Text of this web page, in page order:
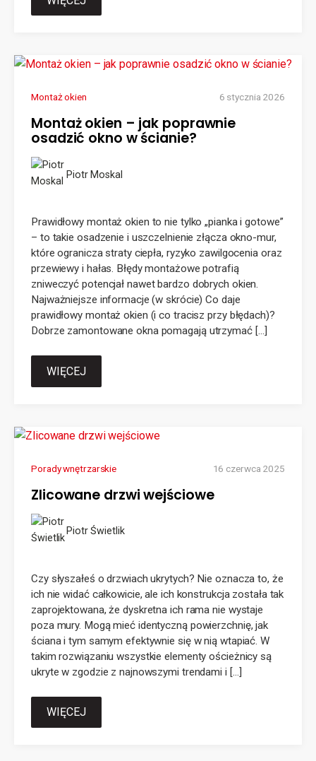
Montaż okien 6 stycznia 2026
Montaż okien – jak poprawnie
osadzić okno w ścianie?
Piotr Moskal
Prawidłowy montaż okien to nie tylko „pianka i gotowe”
– to takie osadzenie i uszczelnienie złącza okno-mur,
które ogranicza straty ciepła, ryzyko zawilgocenia oraz
przewiewy i hałas. Błędy montażowe potrafią
zniweczyć potencjał nawet bardzo dobrych okien.
Najważniejsze informacje (w skrócie) Co daje
prawidłowy montaż okien (i co tracisz przy błędach)?
Dobrze zamontowane okna pomagają utrzymać […]
WIĘCEJ
Porady wnętrzarskie 16 czerwca 2025
Zlicowane drzwi wejściowe
Piotr Świetlik
Czy słyszałeś o drzwiach ukrytych? Nie oznacza to, że
ich nie widać całkowicie, ale ich konstrukcja została tak
zaprojektowana, że dyskretna ich rama nie wystaje
poza mury. Mogą mieć identyczną powierzchnię, jak
ściana i tym samym efektywnie się w nią wtapiać. W
takim rozwiązaniu wszystkie elementy ościeżnicy są
ukryte w zgodzie z najnowszymi trendami i […]
WIĘCEJ